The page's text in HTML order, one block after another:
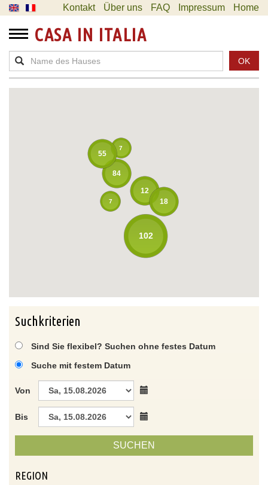
Kontakt Über uns FAQ Impressum Home
CASA IN ITALIA
OK
102
84
7
55
12
18
7
Suchkriterien
Sind Sie flexibel? Suchen ohne festes Datum
Suche mit festem Datum
Von
Bis
SUCHEN
REGION